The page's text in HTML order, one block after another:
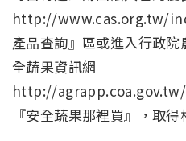
http://www.cas.org.tw/
產品查詢』區或進入行政
全蔬果資訊網
http://agrapp.coa.gov.tw/
『安全蔬果那裡買』，取